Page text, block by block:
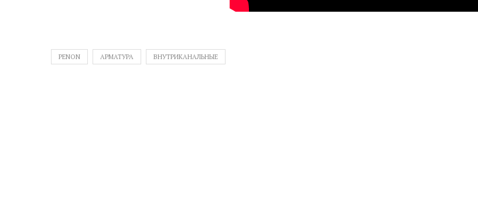
PENON АРМАТУРА ВНУТРИКАНАЛЬНЫЕ